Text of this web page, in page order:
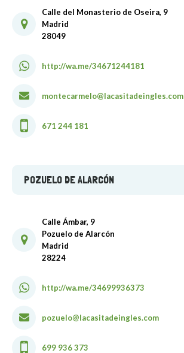
Calle del Monasterio de Oseira, 9
Madrid
28049
http://wa.me/34671244181
montecarmelo@lacasitadeingles.com
671 244 181
POZUELO DE ALARCÓN
Calle Ámbar, 9
Pozuelo de Alarcón
Madrid
28224
http://wa.me/34699936373
pozuelo@lacasitadeingles.com
699 936 373